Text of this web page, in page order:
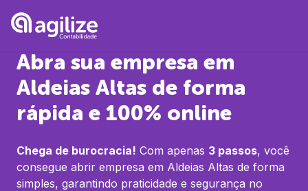
Abra sua empresa em
Aldeias Altas de forma
rápida e 100% online
Chega de burocracia! Com apenas 3 passos, você
consegue abrir empresa em Aldeias Altas de forma
simples, garantindo praticidade e segurança no